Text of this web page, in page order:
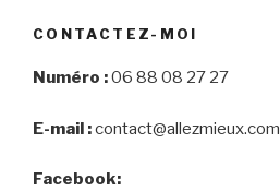
CONTACTEZ-MOI
Numéro :06 88 08 27 27
E-mail :contact@allezmieux.com
Facebook: